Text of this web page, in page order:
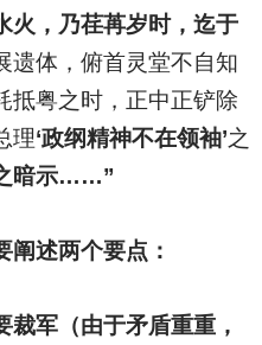
火，乃荏苒岁时，迄于
遗体，俯首灵堂不自知
抵粤之时，正中正铲除
理‘政纲精神不在领袖’之
暗示……”
阐述两个要点：
军（由于矛盾重重，